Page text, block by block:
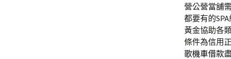
營公營當舖
都要有的
黃金協助各
條件為信用
歌機車借款